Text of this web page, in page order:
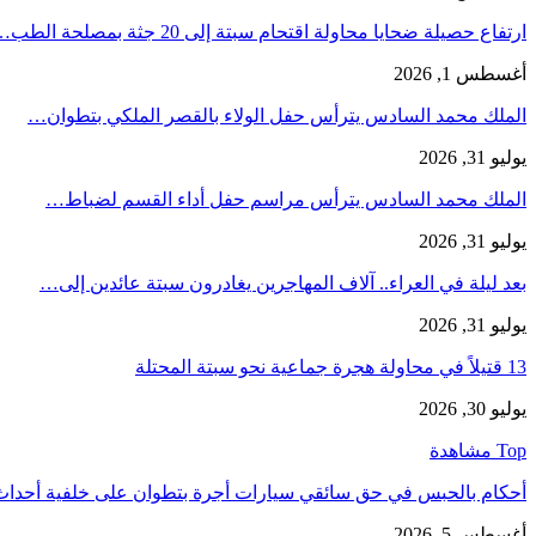
ارتفاع حصيلة ضحايا محاولة اقتحام سبتة إلى 20 جثة بمصلحة الطب…
أغسطس 1, 2026
الملك محمد السادس يترأس حفل الولاء بالقصر الملكي بتطوان…
يوليو 31, 2026
الملك محمد السادس يترأس مراسم حفل أداء القسم لضباط…
يوليو 31, 2026
بعد ليلة في العراء.. آلاف المهاجرين يغادرون سبتة عائدين إلى…
يوليو 31, 2026
13 قتيلاً في محاولة هجرة جماعية نحو سبتة المحتلة
يوليو 30, 2026
Top مشاهدة
أحكام بالحبس في حق سائقي سيارات أجرة بتطوان على خلفية